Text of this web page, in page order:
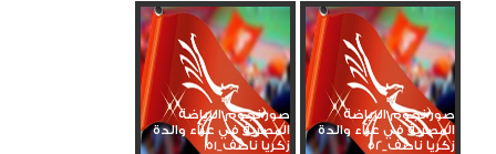
صور نجوم الرياضة
المصرية في عزاء والدة
زكريا ناصف_52
صور نجوم الرياضة
المصرية في عزاء والدة
زكريا ناصف_51